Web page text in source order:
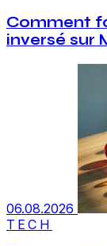
Comment
inversé sur
06.08.2026
TECH